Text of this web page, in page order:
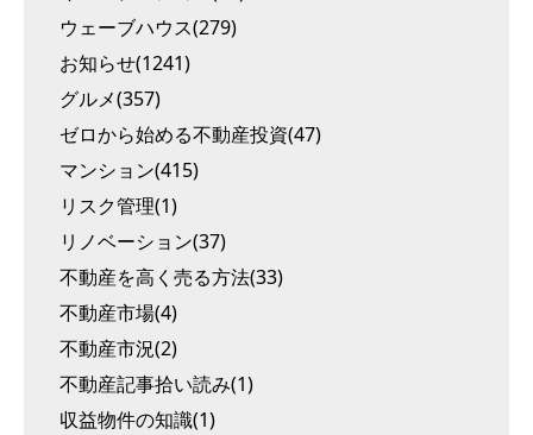
ウェーブハウス(279)
お知らせ(1241)
グルメ(357)
ゼロから始める不動産投資(47)
マンション(415)
リスク管理(1)
リノベーション(37)
不動産を高く売る方法(33)
不動産市場(4)
不動産市況(2)
不動産記事拾い読み(1)
収益物件の知識(1)